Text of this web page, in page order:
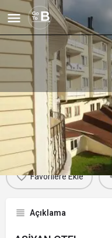
AŞİYAN OTEL
Profil Yorumlar 0
Favorilere Ekle
Açıklama